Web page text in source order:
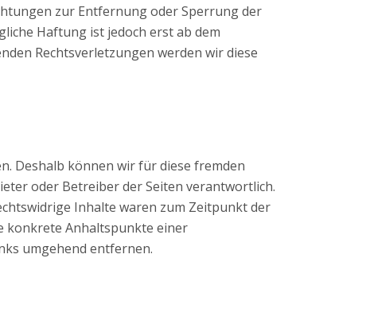
zur Entfernung oder Sperrung der
Haftung ist jedoch erst ab dem
Rechtsverletzungen werden wir diese
Deshalb können wir für diese fremden
oder Betreiber der Seiten verantwortlich.
Inhalte waren zum Zeitpunkt der
konkrete Anhaltspunkte einer
umgehend entfernen.